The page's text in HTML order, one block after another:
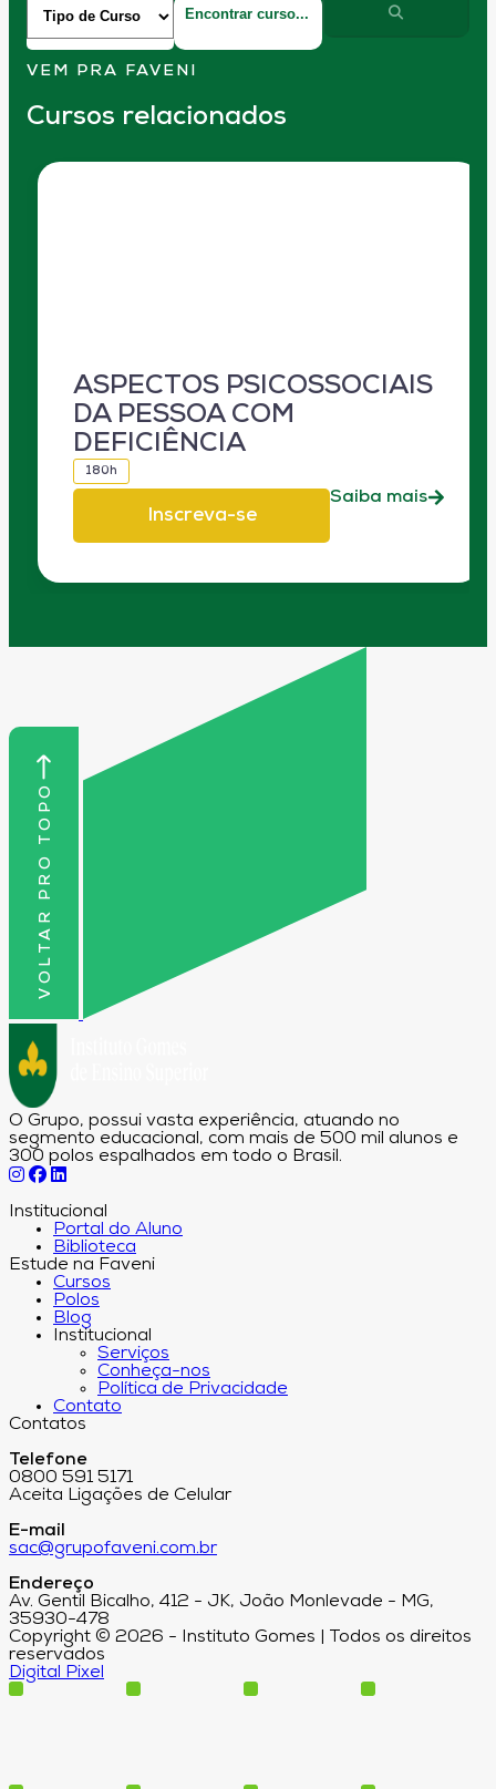
VEM PRA FAVENI
Cursos relacionados
ASPECTOS PSICOSSOCIAIS
DA PESSOA COM
DEFICIÊNCIA
180h
Inscreva-se
Saiba mais
VOLTAR PRO TOPO
O Grupo, possui vasta experiência, atuando no
segmento educacional, com mais de 500 mil alunos e
300 polos espalhados em todo o Brasil.
Institucional
Portal do Aluno
Biblioteca
Estude na Faveni
Cursos
Polos
Blog
Institucional
Serviços
Conheça-nos
Política de Privacidade
Contato
Contatos
Telefone
0800 591 5171
Aceita Ligações de Celular
E-mail
sac@grupofaveni.com.br
Endereço
Av. Gentil Bicalho, 412 - JK, João Monlevade - MG,
35930-478
Copyright © 2026 - Instituto Gomes | Todos os direitos
reservados
Digital Pixel